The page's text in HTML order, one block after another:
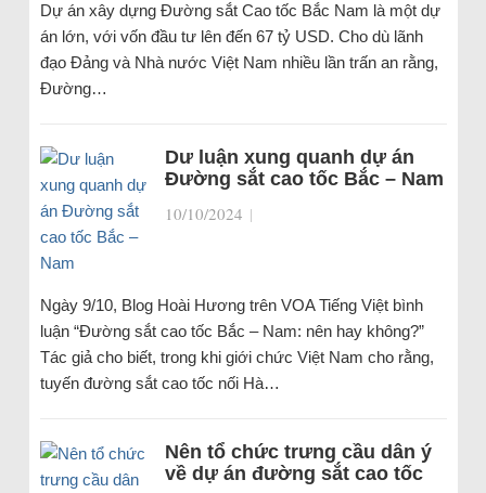
Dự án xây dựng Đường sắt Cao tốc Bắc Nam là một dự
án lớn, với vốn đầu tư lên đến 67 tỷ USD. Cho dù lãnh
đạo Đảng và Nhà nước Việt Nam nhiều lần trấn an rằng,
Đường…
Dư luận xung quanh dự án
Đường sắt cao tốc Bắc – Nam
10/10/2024 |
Ngày 9/10, Blog Hoài Hương trên VOA Tiếng Việt bình
luận “Đường sắt cao tốc Bắc – Nam: nên hay không?”
Tác giả cho biết, trong khi giới chức Việt Nam cho rằng,
tuyến đường sắt cao tốc nối Hà…
Nên tổ chức trưng cầu dân ý
về dự án đường sắt cao tốc